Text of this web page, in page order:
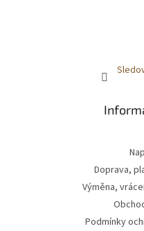
Doprava,
Výměna,
Podmínky